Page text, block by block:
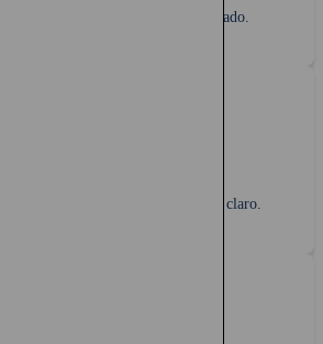
que no están en ningún otro lado.
por siempre, respondemos rápido y claro.